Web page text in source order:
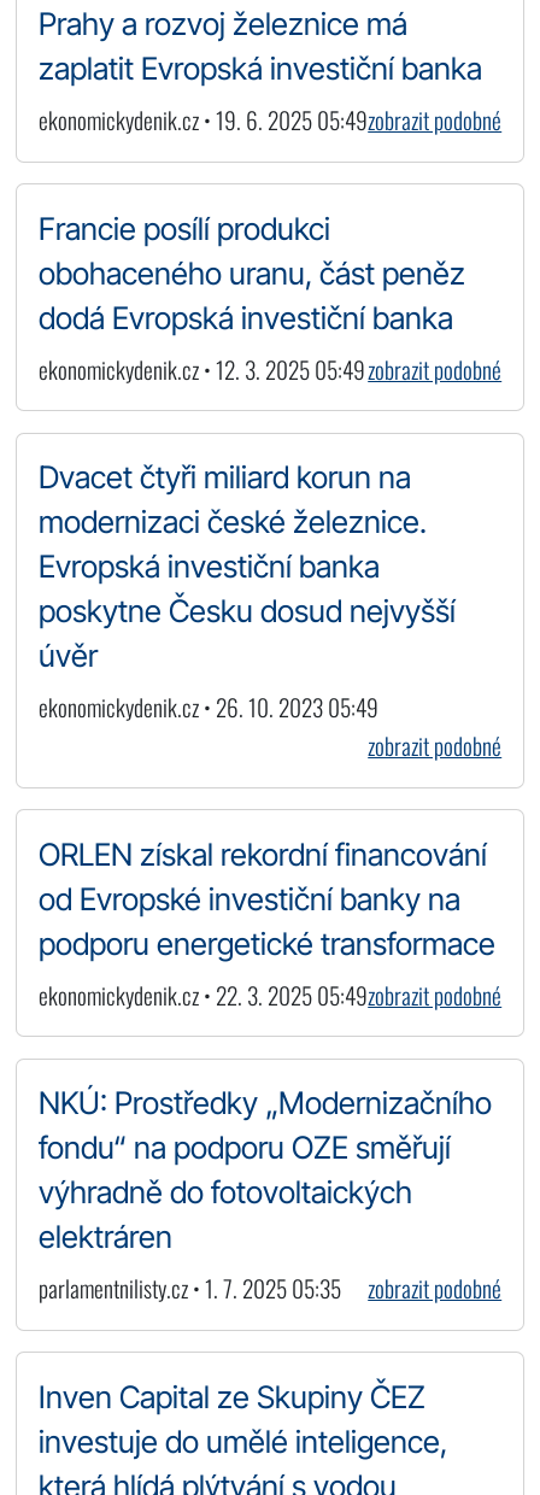
Prahy a rozvoj železnice má
zaplatit Evropská investiční banka
ekonomickydenik.cz • 19. 6. 2025 05:49zobrazit podobné
Francie posílí produkci
obohaceného uranu, část peněz
dodá Evropská investiční banka
ekonomickydenik.cz • 12. 3. 2025 05:49zobrazit podobné
Dvacet čtyři miliard korun na
modernizaci české železnice.
Evropská investiční banka
poskytne Česku dosud nejvyšší
úvěr
ekonomickydenik.cz • 26. 10. 2023 05:49
zobrazit podobné
ORLEN získal rekordní financování
od Evropské investiční banky na
podporu energetické transformace
ekonomickydenik.cz • 22. 3. 2025 05:49zobrazit podobné
NKÚ: Prostředky „Modernizačního
fondu“ na podporu OZE směřují
výhradně do fotovoltaických
elektráren
parlamentnilisty.cz • 1. 7. 2025 05:35 zobrazit podobné
Inven Capital ze Skupiny ČEZ
investuje do umělé inteligence,
která hlídá plýtvání s vodou